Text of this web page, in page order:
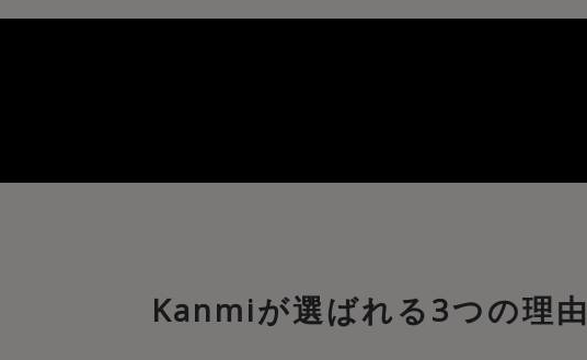
Kanmiが選ばれる3つの理由